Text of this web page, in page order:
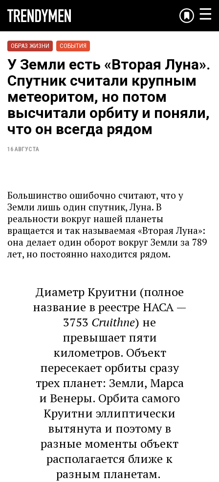
☰
ОБРАЗ ЖИЗНИ СОБЫТИЯ
У Земли есть «Вторая Луна».
Спутник считали крупным
метеоритом, но потом
высчитали орбиту и поняли,
что он всегда рядом
16 АВГУСТА
Большинство ошибочно считают, что у
Земли лишь один спутник, Луна. В
реальности вокруг нашей планеты
вращается и так называемая «Вторая Луна»:
она делает один оборот вокруг Земли за 789
лет, но постоянно находится рядом.
Диаметр Круитни (полное
название в реестре НАСА —
3753 Cruithne) не
превышает пяти
километров. Объект
пересекает орбиты сразу
трех планет: Земли, Марса
и Венеры. Орбита самого
Круитни эллиптически
вытянута и поэтому в
разные моменты объект
располагается ближе к
разным планетам.